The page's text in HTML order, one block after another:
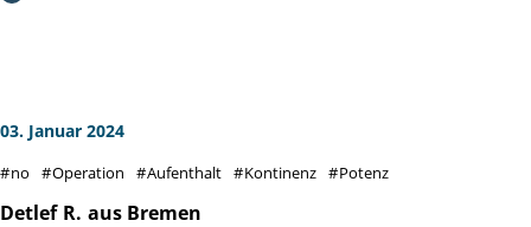
unterstützt.
Laden...DANKE
03. Januar 2024
no Operation Aufenthalt Kontinenz Potenz
Detlef R. aus Bremen